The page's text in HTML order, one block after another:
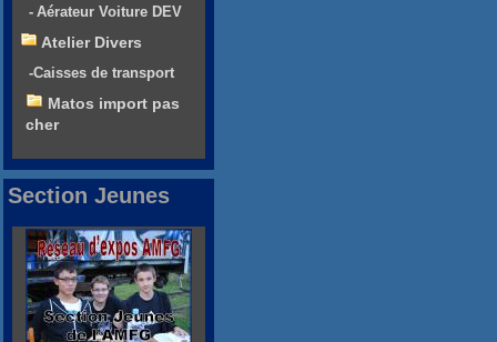
- Aérateur Voiture DEV
Atelier Divers
-Caisses de transport
Matos import pas
cher
Section Jeunes